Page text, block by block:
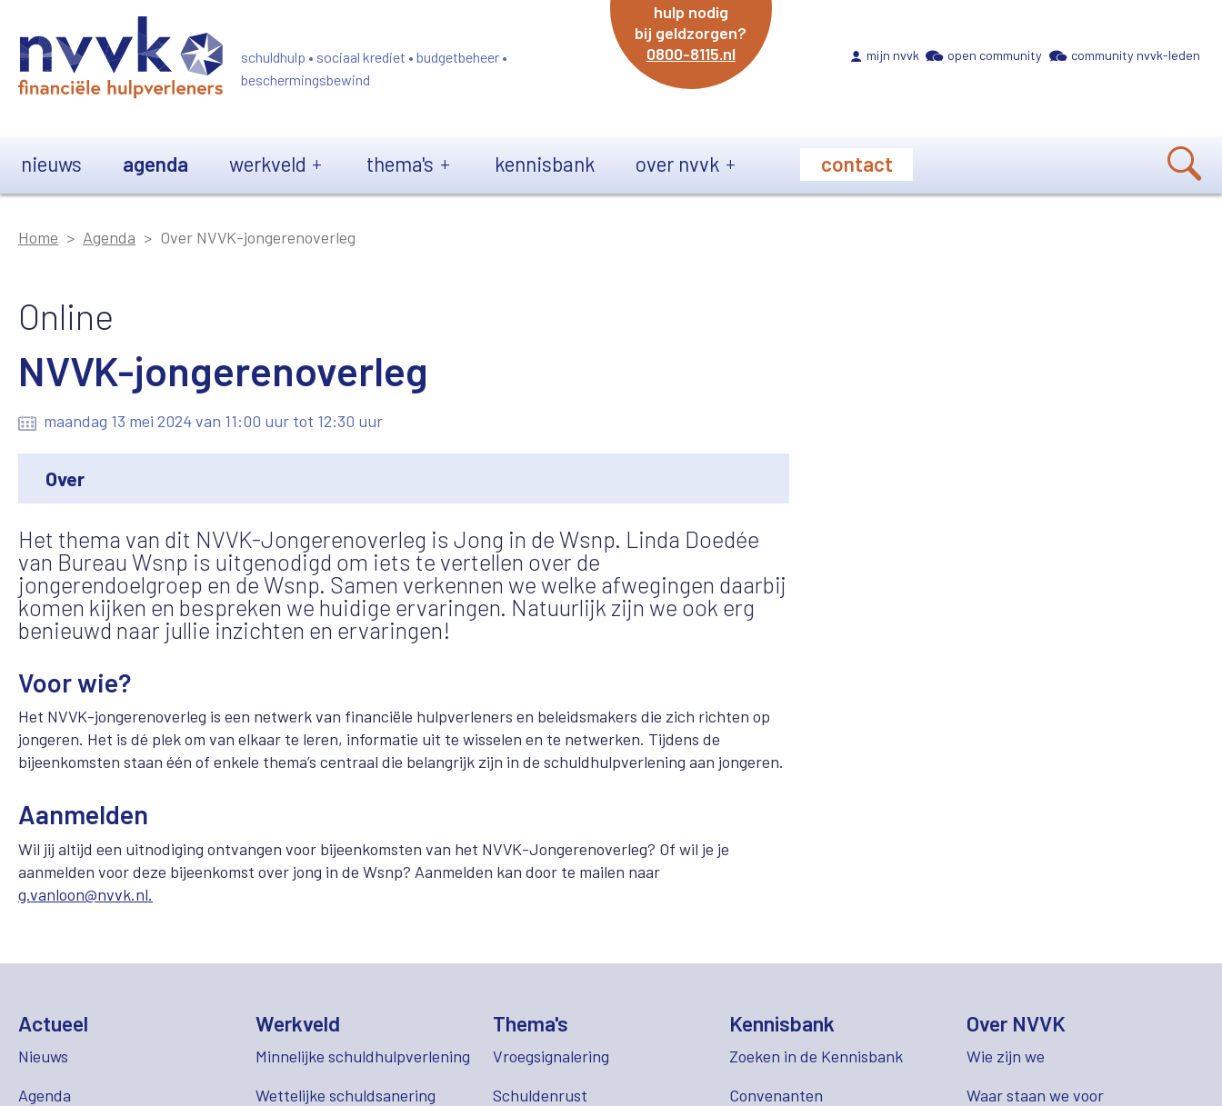
schuldhulp • sociaal krediet • budgetbeheer •
beschermingsbewind
hulp nodig
bij geldzorgen?
0800-8115.nl
mijn nvvk open community community nvvk-leden
nieuws agenda werkveld thema's kennisbank over nvvk contact
Home Agenda Over NVVK-jongerenoverleg
Online
NVVK-jongerenoverleg
maandag 13 mei 2024 van 11:00 uur tot 12:30 uur
Over
Het thema van dit NVVK-Jongerenoverleg is Jong in de Wsnp. Linda Doedée
van Bureau Wsnp is uitgenodigd om iets te vertellen over de
jongerendoelgroep en de Wsnp. Samen verkennen we welke afwegingen daarbij
komen kijken en bespreken we huidige ervaringen. Natuurlijk zijn we ook erg
benieuwd naar jullie inzichten en ervaringen!
Voor wie?
Het NVVK-jongerenoverleg is een netwerk van financiële hulpverleners en beleidsmakers die zich richten op
jongeren. Het is dé plek om van elkaar te leren, informatie uit te wisselen en te netwerken. Tijdens de
bijeenkomsten staan één of enkele thema’s centraal die belangrijk zijn in de schuldhulpverlening aan jongeren.
Aanmelden
Wil jij altijd een uitnodiging ontvangen voor bijeenkomsten van het NVVK-Jongerenoverleg? Of wil je je
aanmelden voor deze bijeenkomst over jong in de Wsnp? Aanmelden kan door te mailen naar
g.vanloon@nvvk.nl.
Actueel
Nieuws
Agenda
Werkveld
Minnelijke schuldhulpverlening
Wettelijke schuldsanering
Thema's
Vroegsignalering
Schuldenrust
Kennisbank
Zoeken in de Kennisbank
Convenanten
Over NVVK
Wie zijn we
Waar staan we voor